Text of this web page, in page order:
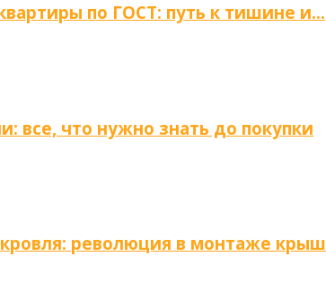
по ГОСТ: путь к тишине и…
все, что нужно знать до покупки
революция в монтаже крыш